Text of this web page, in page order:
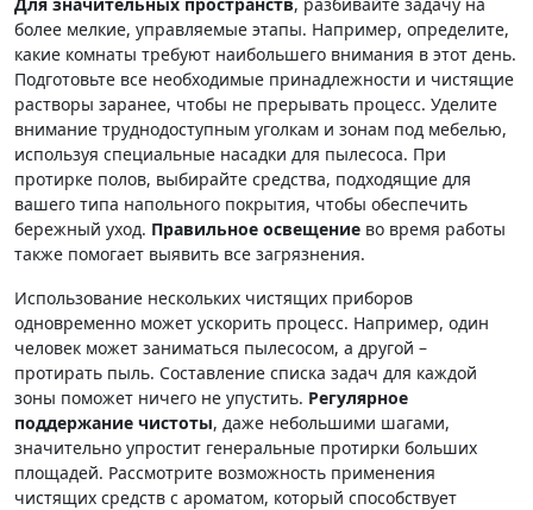
более мелкие, управляемые этапы. Например, определите,
какие комнаты требуют наибольшего внимания в этот день.
Подготовьте все необходимые принадлежности и чистящие
растворы заранее, чтобы не прерывать процесс. Уделите
внимание труднодоступным уголкам и зонам под мебелью,
используя специальные насадки для пылесоса. При
протирке полов, выбирайте средства, подходящие для
вашего типа напольного покрытия, чтобы обеспечить
бережный уход. Правильное освещение во время работы
также помогает выявить все загрязнения.
Использование нескольких чистящих приборов
одновременно может ускорить процесс. Например, один
человек может заниматься пылесосом, а другой –
протирать пыль. Составление списка задач для каждой
зоны поможет ничего не упустить. Регулярное
поддержание чистоты, даже небольшими шагами,
значительно упростит генеральные протирки больших
площадей. Рассмотрите возможность применения
чистящих средств с ароматом, который способствует